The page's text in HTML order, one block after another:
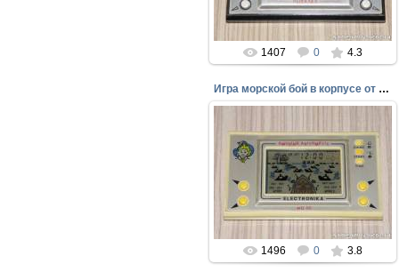
perepelin
1407 0 4.3
Игра морской бой в корпусе от "ВЕСЁЛОЙ АРИФМЕТИКИ&qu...
24.04.2016
Попался мне вот такой экземпляр
игры - МОРСКОЙ БОЙ в корпусе
Весёлая арифметика
perepelin
1496 0 3.8